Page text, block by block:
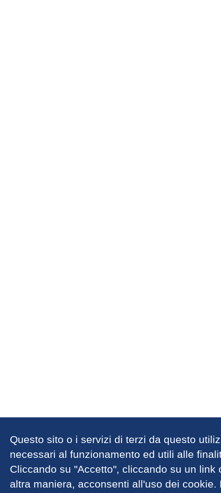
Questo sito o i servizi di terzi da questo
necessari al funzionamento ed utili alle
Cliccando su "Accetto", cliccando su un
altra maniera, acconsenti all'uso dei